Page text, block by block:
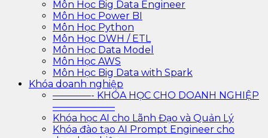
Môn Học Big Data Engineer
Môn Học Power BI
Môn Học Python
Môn Học DWH / ETL
Môn Học Data Model
Môn Học AWS
Môn Học Big Data with Spark
Khóa doanh nghiệp
————- KHÓA HỌC CHO DOANH NGHIỆP
——————–
Khóa học AI cho Lãnh Đạo và Quản Lý
Khóa đào tạo AI Prompt Engineer cho